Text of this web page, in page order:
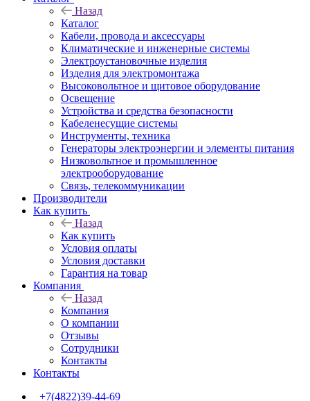
Назад
Каталог
Кабели, провода и аксессуары
Климатические и инженерные системы
Электроустановочные изделия
Изделия для электромонтажа
Высоковольтное и щитовое оборудование
Освещение
Устройства и средства безопасности
Кабеленесущие системы
Инструменты, техника
Генераторы электроэнергии и элементы питания
Низковольтное и промышленное
электрооборудование
Связь, телекоммуникации
Производители
Как купить
Назад
Как купить
Условия оплаты
Условия доставки
Гарантия на товар
Компания
Назад
Компания
О компании
Отзывы
Сотрудники
Контакты
Контакты
+7(4822)39-44-69